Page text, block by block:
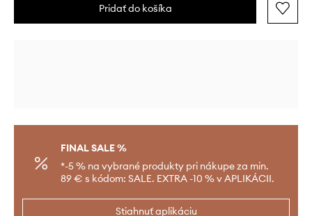
Pridať do košíka
FINAL SALE %
*-5 % na vybrané produkty pri nákupe za min.
89 € s kódom: SALE. EXTRA -10 % v APLIKÁCII.
Stiahnuť aplikáciu